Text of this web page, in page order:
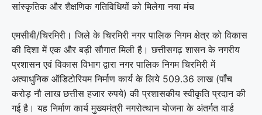
सांस्कृतिक और शैक्षणिक गतिविधियों को मिलेगा नया मंच
एमसीबी/चिरमिरी। जिले के चिरमिरी नगर पालिक निगम क्षेत्र को विकास
की दिशा में एक और बड़ी सौगात मिली है। छत्तीसगढ़ शासन के नगरीय
प्रशासन एवं विकास विभाग द्वारा नगर पालिक निगम चिरमिरी में
अत्याधुनिक ऑडिटोरियम निर्माण कार्य के लिये 509.36 लाख (पाँच
करोड़ नौ लाख छत्तीस हजार रुपये) की प्रशासकीय स्वीकृति प्रदान की
गई है। यह निर्माण कार्य मुख्यमंत्री नगरोत्थान योजना के अंतर्गत वार्ड